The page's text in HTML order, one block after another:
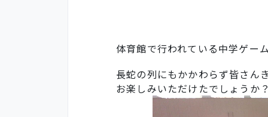
体育館で行われている中学ゲー
長蛇の列にもかかわらず皆さん
お楽しみいただけたでしょうか